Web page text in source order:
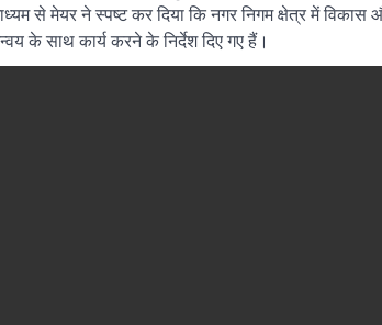
से मेयर ने स्पष्ट कर दिया कि नगर निगम क्षेत्र में
के साथ कार्य करने के निर्देश दिए गए हैं।